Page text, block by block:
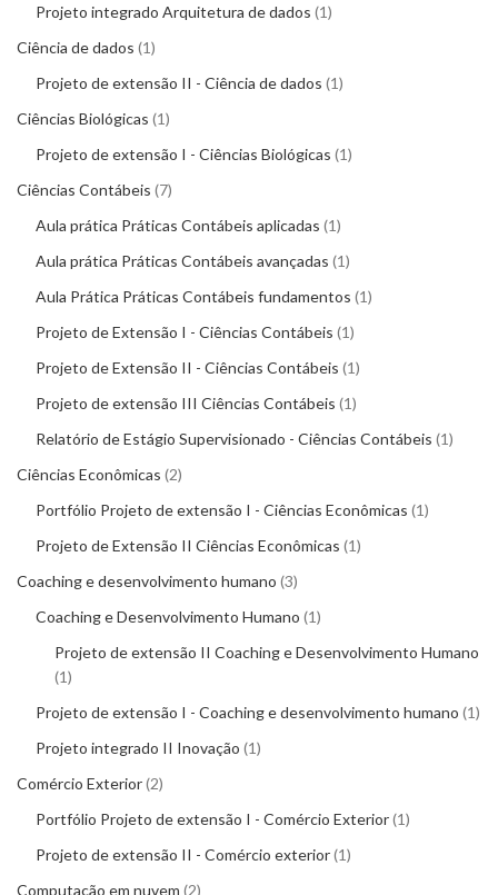
Projeto integrado Arquitetura de dados 1
Ciência de dados 1
Projeto de extensão II - Ciência de dados 1
Ciências Biológicas 1
Projeto de extensão I - Ciências Biológicas 1
Ciências Contábeis 7
Aula prática Práticas Contábeis aplicadas 1
Aula prática Práticas Contábeis avançadas 1
Aula Prática Práticas Contábeis fundamentos 1
Projeto de Extensão I - Ciências Contábeis 1
Projeto de Extensão II - Ciências Contábeis 1
Projeto de extensão III Ciências Contábeis 1
Relatório de Estágio Supervisionado - Ciências Contábeis 1
Ciências Econômicas 2
Portfólio Projeto de extensão I - Ciências Econômicas 1
Projeto de Extensão II Ciências Econômicas 1
Coaching e desenvolvimento humano 3
Coaching e Desenvolvimento Humano 1
Projeto de extensão II Coaching e Desenvolvimento Humano
1
Projeto de extensão I - Coaching e desenvolvimento humano 1
Projeto integrado II Inovação 1
Comércio Exterior 2
Portfólio Projeto de extensão I - Comércio Exterior 1
Projeto de extensão II - Comércio exterior 1
Computação em nuvem 2